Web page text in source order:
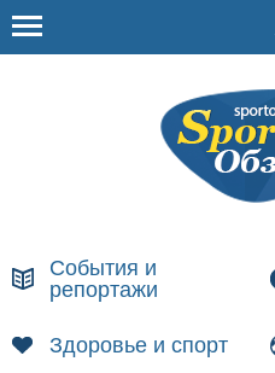
События и
репортажи
Здоровье и спорт